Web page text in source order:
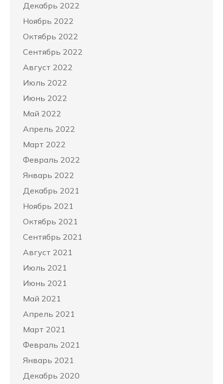
Декабрь 2022
Ноябрь 2022
Октябрь 2022
Сентябрь 2022
Август 2022
Июль 2022
Июнь 2022
Май 2022
Апрель 2022
Март 2022
Февраль 2022
Январь 2022
Декабрь 2021
Ноябрь 2021
Октябрь 2021
Сентябрь 2021
Август 2021
Июль 2021
Июнь 2021
Май 2021
Апрель 2021
Март 2021
Февраль 2021
Январь 2021
Декабрь 2020